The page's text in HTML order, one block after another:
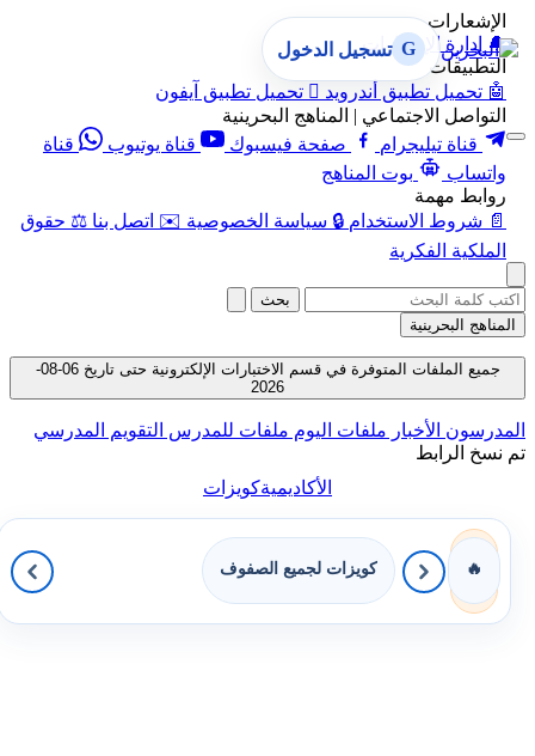
الإشعارات
🔔
إدارة الإشعارات
التطبيقات
🤖 تحميل تطبيق أندرويد  تحميل تطبيق آيفون
التواصل الاجتماعي | المناهج البحرينية
قناة تيليجرام
صفحة فيسبوك قناة يوتيوب
قناة
واتساب
بوت المناهج
روابط مهمة
📄 شروط الاستخدام 🔒 سياسة الخصوصية ✉️ اتصل بنا ⚖️ حقوق
الملكية الفكرية
G تسجيل الدخول
بحث
المناهج البحرينية
جميع الملفات المتوفرة في قسم الاختبارات الإلكترونية حتى تاريخ 06-08-
2026
المدرسون الأخبار ملفات اليوم ملفات للمدرس التقويم المدرسي
تم نسخ الرابط
الأكاديميةكويزات
🔥 كويزات لجميع الصفوف